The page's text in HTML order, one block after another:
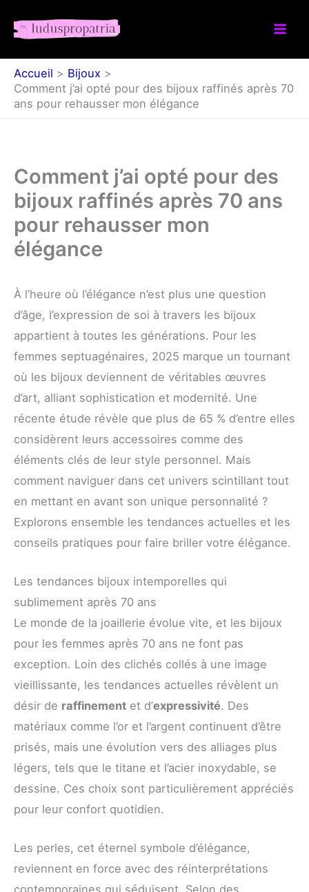
Accueil
Bijoux
Comment j’ai opté pour des bijoux raffinés après 70
ans pour rehausser mon élégance
Comment j’ai opté pour des
bijoux raffinés après 70 ans
pour rehausser mon
élégance
À l’heure où l’élégance n’est plus une question
d’âge, l’expression de soi à travers les bijoux
appartient à toutes les générations. Pour les
femmes septuagénaires, 2025 marque un tournant
où les bijoux deviennent de véritables œuvres
d’art, alliant sophistication et modernité. Une
récente étude révèle que plus de 65 % d’entre elles
considèrent leurs accessoires comme des
éléments clés de leur style personnel. Mais
comment naviguer dans cet univers scintillant tout
en mettant en avant son unique personnalité ?
Explorons ensemble les tendances actuelles et les
conseils pratiques pour faire briller votre élégance.
Les tendances bijoux intemporelles qui
sublimement après 70 ans
Le monde de la joaillerie évolue vite, et les bijoux
pour les femmes après 70 ans ne font pas
exception. Loin des clichés collés à une image
vieillissante, les tendances actuelles révèlent un
désir de raffinement et d’expressivité. Des
matériaux comme l’or et l’argent continuent d’être
prisés, mais une évolution vers des alliages plus
légers, tels que le titane et l’acier inoxydable, se
dessine. Ces choix sont particulièrement appréciés
pour leur confort quotidien.
Les perles, cet éternel symbole d’élégance,
reviennent en force avec des réinterprétations